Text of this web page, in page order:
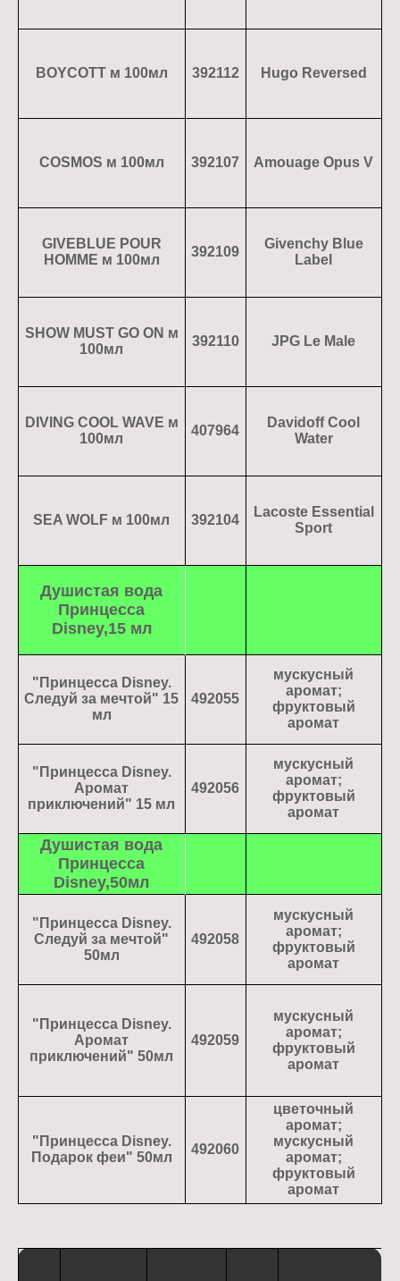
BOYCOTT м 100мл 392112 Hugo Reversed
COSMOS м 100мл 392107 Amouage Opus V
GIVEBLUE POUR
HOMME м 100мл
392109
Givenchy Blue
Label
SHOW MUST GO ON м
100мл
392110 JPG Le Male
DIVING COOL WAVE м
100мл
407964
Davidoff Cool
Water
SEA WOLF м 100мл 392104
Lacoste Essential
Sport
Душистая вода
Принцесса
Disney,15 мл
"Принцесса Disney.
Следуй за мечтой" 15
мл
492055
мускусный
аромат;
фруктовый
аромат
"Принцесса Disney.
Аромат
приключений" 15 мл
492056
мускусный
аромат;
фруктовый
аромат
Душистая вода
Принцесса
Disney,50мл
"Принцесса Disney.
Следуй за мечтой"
50мл
492058
мускусный
аромат;
фруктовый
аромат
"Принцесса Disney.
Аромат
приключений" 50мл
492059
мускусный
аромат;
фруктовый
аромат
"Принцесса Disney.
Подарок феи" 50мл
492060
цветочный
аромат;
мускусный
аромат;
фруктовый
аромат